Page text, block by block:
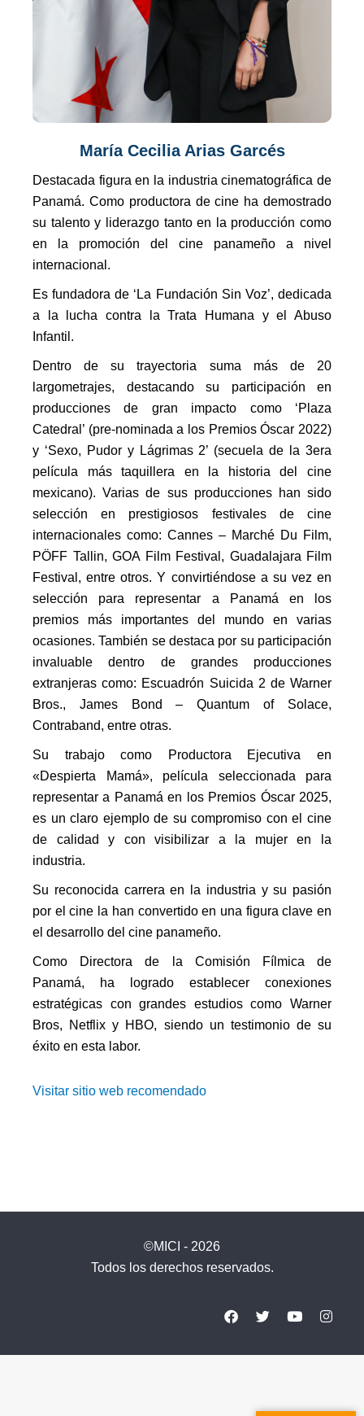
María Cecilia Arias Garcés
Destacada figura en la industria cinematográfica de
Panamá. Como productora de cine ha demostrado
su talento y liderazgo tanto en la producción como
en la promoción del cine panameño a nivel
internacional.
Es fundadora de ‘La Fundación Sin Voz’, dedicada
a la lucha contra la Trata Humana y el Abuso
Infantil.
Dentro de su trayectoria suma más de 20
largometrajes, destacando su participación en
producciones de gran impacto como ‘Plaza
Catedral’ (pre-nominada a los Premios Óscar 2022)
y ‘Sexo, Pudor y Lágrimas 2’ (secuela de la 3era
película más taquillera en la historia del cine
mexicano). Varias de sus producciones han sido
selección en prestigiosos festivales de cine
internacionales como: Cannes – Marché Du Film,
PÖFF Tallin, GOA Film Festival, Guadalajara Film
Festival, entre otros. Y convirtiéndose a su vez en
selección para representar a Panamá en los
premios más importantes del mundo en varias
ocasiones. También se destaca por su participación
invaluable dentro de grandes producciones
extranjeras como: Escuadrón Suicida 2 de Warner
Bros., James Bond – Quantum of Solace,
Contraband, entre otras.
Su trabajo como Productora Ejecutiva en
«Despierta Mamá», película seleccionada para
representar a Panamá en los Premios Óscar 2025,
es un claro ejemplo de su compromiso con el cine
de calidad y con visibilizar a la mujer en la
industria.
Su reconocida carrera en la industria y su pasión
por el cine la han convertido en una figura clave en
el desarrollo del cine panameño.
Como Directora de la Comisión Fílmica de
Panamá, ha logrado establecer conexiones
estratégicas con grandes estudios como Warner
Bros, Netflix y HBO, siendo un testimonio de su
éxito en esta labor.
Visitar sitio web recomendado
©MICI - 2026
Todos los derechos reservados.